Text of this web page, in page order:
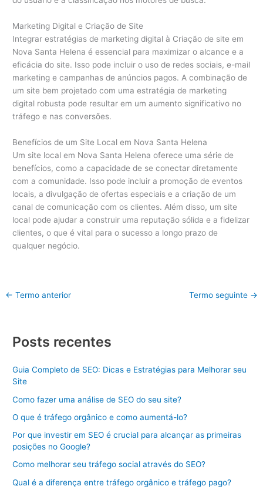
Marketing Digital e Criação de Site
Integrar estratégias de marketing digital à Criação de site em
Nova Santa Helena é essencial para maximizar o alcance e a
eficácia do site. Isso pode incluir o uso de redes sociais, e-mail
marketing e campanhas de anúncios pagos. A combinação de
um site bem projetado com uma estratégia de marketing
digital robusta pode resultar em um aumento significativo no
tráfego e nas conversões.
Benefícios de um Site Local em Nova Santa Helena
Um site local em Nova Santa Helena oferece uma série de
benefícios, como a capacidade de se conectar diretamente
com a comunidade. Isso pode incluir a promoção de eventos
locais, a divulgação de ofertas especiais e a criação de um
canal de comunicação com os clientes. Além disso, um site
local pode ajudar a construir uma reputação sólida e a fidelizar
clientes, o que é vital para o sucesso a longo prazo de
qualquer negócio.
← Termo anterior Termo seguinte →
Posts recentes
Guia Completo de SEO: Dicas e Estratégias para Melhorar seu
Site
Como fazer uma análise de SEO do seu site?
O que é tráfego orgânico e como aumentá-lo?
Por que investir em SEO é crucial para alcançar as primeiras
posições no Google?
Como melhorar seu tráfego social através do SEO?
Qual é a diferença entre tráfego orgânico e tráfego pago?